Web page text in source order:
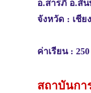
อ.สารภี อ.สัน
จังหวัด : เชีย
ค่าเรียน :
สถาบันกา